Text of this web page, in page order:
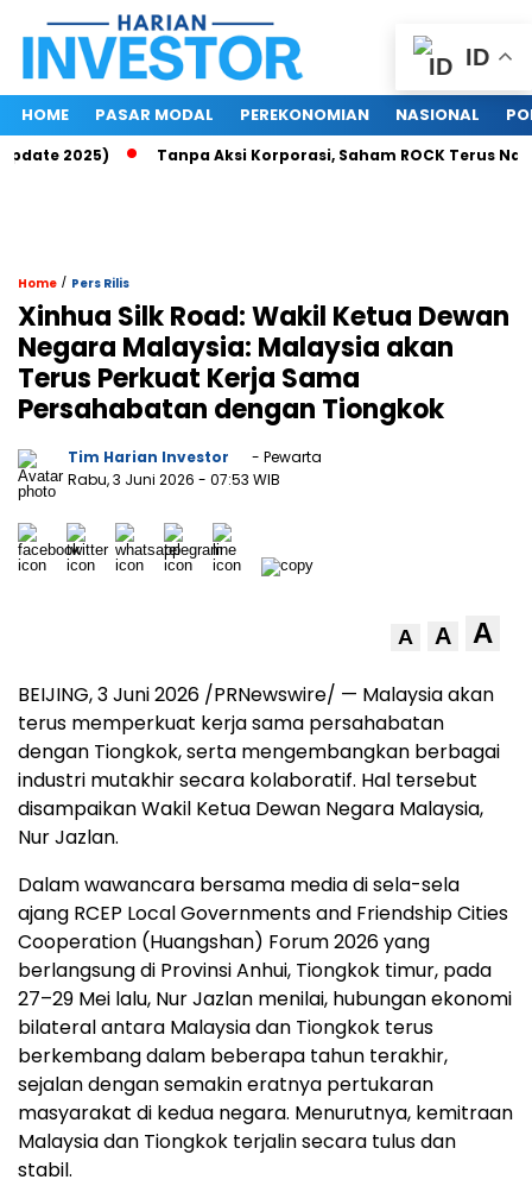
HOME PASAR MODAL PEREKONOMIAN NASIONAL
2025) Tanpa Aksi Korporasi, Saham ROCK Terus Naik,
Home / Pers Rilis
Xinhua Silk Road: Wakil Ketua Dewan
Negara Malaysia: Malaysia akan
Terus Perkuat Kerja Sama
Persahabatan dengan Tiongkok
Tim Harian Investor
- Pewarta
Rabu, 3 Juni 2026 - 07:53 WIB
A A A
BEIJING, 3 Juni 2026 /PRNewswire/ — Malaysia akan
terus memperkuat kerja sama persahabatan
dengan Tiongkok, serta mengembangkan berbagai
industri mutakhir secara kolaboratif. Hal tersebut
disampaikan Wakil Ketua Dewan Negara Malaysia,
Nur Jazlan.
Dalam wawancara bersama media di sela-sela
ajang RCEP Local Governments and Friendship Cities
Cooperation (Huangshan) Forum 2026 yang
berlangsung di Provinsi Anhui, Tiongkok timur, pada
27–29 Mei lalu, Nur Jazlan menilai, hubungan ekonomi
bilateral antara Malaysia dan Tiongkok terus
berkembang dalam beberapa tahun terakhir,
sejalan dengan semakin eratnya pertukaran
masyarakat di kedua negara. Menurutnya, kemitraan
Malaysia dan Tiongkok terjalin secara tulus dan
stabil.
ID